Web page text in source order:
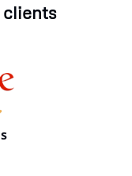
clients